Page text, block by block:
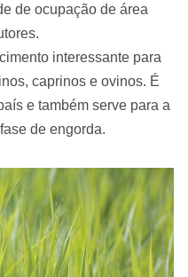
de ocupação de área
interessante para
caprinos e ovinos. É
e também serve para a
de engorda.